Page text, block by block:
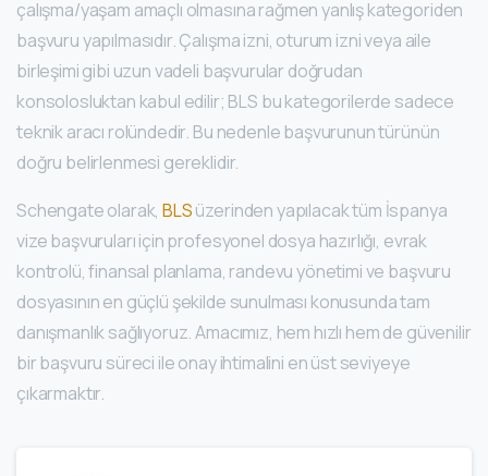
çalışma/yaşam amaçlı olmasına rağmen yanlış kategoriden
başvuru yapılmasıdır. Çalışma izni, oturum izni veya aile
birleşimi gibi uzun vadeli başvurular doğrudan
konsolosluktan kabul edilir; BLS bu kategorilerde sadece
teknik aracı rolündedir. Bu nedenle başvurunun türünün
doğru belirlenmesi gereklidir.
Schengate olarak,BLSüzerinden yapılacak tüm İspanya
vize başvuruları için profesyonel dosya hazırlığı, evrak
kontrolü, finansal planlama, randevu yönetimi ve başvuru
dosyasının en güçlü şekilde sunulması konusunda tam
danışmanlık sağlıyoruz. Amacımız, hem hızlı hem de güvenilir
bir başvuru süreci ile onay ihtimalini en üst seviyeye
çıkarmaktır.